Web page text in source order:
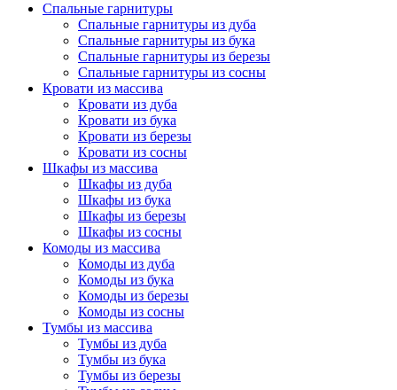
Спальные гарнитуры
Спальные гарнитуры из дуба
Спальные гарнитуры из бука
Спальные гарнитуры из березы
Спальные гарнитуры из сосны
Кровати из массива
Кровати из дуба
Кровати из бука
Кровати из березы
Кровати из сосны
Шкафы из массива
Шкафы из дуба
Шкафы из бука
Шкафы из березы
Шкафы из сосны
Комоды из массива
Комоды из дуба
Комоды из бука
Комоды из березы
Комоды из сосны
Тумбы из массива
Тумбы из дуба
Тумбы из бука
Тумбы из березы